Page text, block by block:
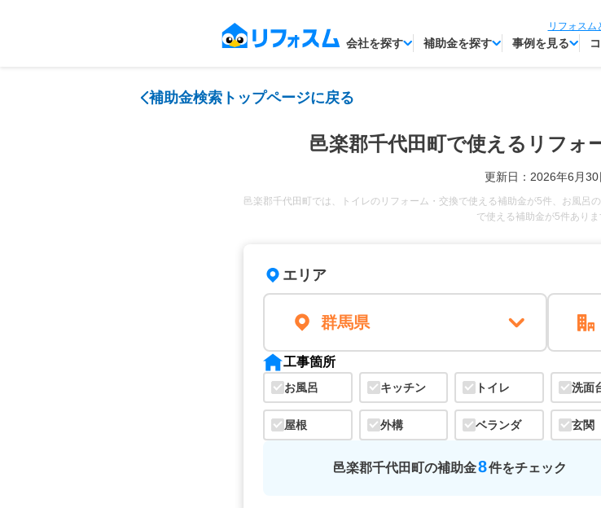
リフォスム
会社を探す 補助金を探す 事例を見る
補助金検索トップページに戻る
邑楽郡千代田町で使える リフォ
更新日：2026年6月30
邑楽郡千代田町では、トイレのリフォーム・交換で使える補助金が5件、お風呂
で使える補助金が5件ありま
エリア
群馬県
工事箇所
お風呂 キッチン トイレ 洗面
屋根 外構 ベランダ 玄関
邑楽郡千代田町の補助金8件をチェック